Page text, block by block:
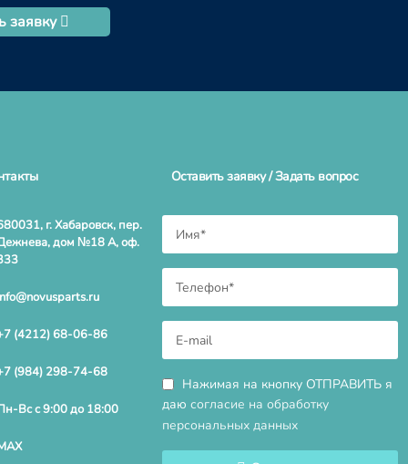
заявку
г. Хабаровск, пер.
дом №18 А, оф.
(4212) 68-06-86
(984) 298-74-68
Вс с 9:00 до 18:00
Оставить заявку / Задать вопрос
Нажимая на кнопку ОТПРАВИТЬ я
даю согласие на обработку
персональных данных